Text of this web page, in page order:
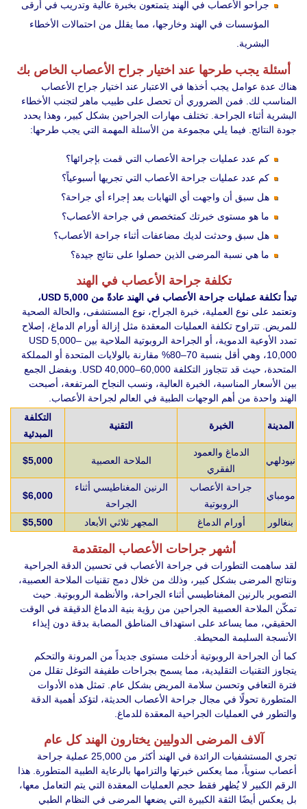
جراحو الأعصاب في الهند يتمتعون بخبرة عالية وتدريب في أرقى
المؤسسات في الهند وخارجها، مما يقلل من احتمالات الأخطاء
البشرية.
أسئلة يجب طرحها عند اختيار جراح الأعصاب الخاص بك
هناك عدة عوامل يجب أخذها في الاعتبار عند اختيار جراح الأعصاب
المناسب لك. فمن الضروري أن تحصل على طبيب ماهر لتجنب الأخطاء
البشرية أثناء الجراحة. تختلف مهارات الجراحين بشكل كبير، وهذا يحدد
جودة النتائج. فيما يلي مجموعة من الأسئلة المهمة التي يجب طرحها:
كم عدد عمليات جراحة الأعصاب التي قمت بإجرائها؟
كم عدد عمليات جراحة الأعصاب التي تجريها أسبوعياً؟
هل سبق أن واجهت أي التهابات بعد إجراء أي جراحة؟
ما هو مستوى خبرتك كمتخصص في جراحة الأعصاب؟
هل سبق وحدثت لديك مضاعفات أثناء جراحة الأعصاب؟
ما هي نسبة المرضى الذين حصلوا على نتائج جيدة؟
تكلفة جراحة الأعصاب في الهند
تبدأ تكلفة عمليات جراحة الأعصاب في الهند عادةً من USD 5,000،
وتعتمد على نوع العملية، خبرة الجراح، نوع المستشفى، والحالة الصحية
للمريض. تتراوح تكلفة العمليات المعقدة مثل إزالة أورام الدماغ، إصلاح
تمدد الأوعية الدموية، أو الجراحة الروبوتية الملاحية بين USD 5,000–
10,000، وهي أقل بنسبة 70–80% مقارنة بالولايات المتحدة أو المملكة
المتحدة، حيث قد تتجاوز التكلفة USD 40,000–60,000. وبفضل الجمع
بين الأسعار المناسبة، الخبرة العالية، ونسب النجاح المرتفعة، أصبحت
الهند واحدة من أهم الوجهات الطبية في العالم لجراحة الأعصاب.
المدينة الخبرة التقنية
التكلفة
المبدئية
نيودلهي
الدماغ والعمود
الفقري
الملاحة العصبية $5,000
مومباي
جراحة الأعصاب
الروبوتية
الرنين المغناطيسي أثناء
الجراحة
$6,000
بنغالور أورام الدماغ المجهر ثلاثي الأبعاد $5,500
أشهر جراحات الأعصاب المتقدمة
لقد ساهمت التطورات في جراحة الأعصاب في تحسين الدقة الجراحية
ونتائج المرضى بشكل كبير، وذلك من خلال دمج تقنيات الملاحة العصبية،
التصوير بالرنين المغناطيسي أثناء الجراحة، والأنظمة الروبوتية. حيث
تمكّن الملاحة العصبية الجراحين من رؤية بنية الدماغ الدقيقة في الوقت
الحقيقي، مما يساعد على استهداف المناطق المصابة بدقة دون إيذاء
الأنسجة السليمة المحيطة.
كما أن الجراحة الروبوتية أدخلت مستوى جديداً من المرونة والتحكم
يتجاوز التقنيات التقليدية، مما يسمح بجراحات طفيفة التوغل تقلل من
فترة التعافي وتحسن سلامة المريض بشكل عام. تمثل هذه الأدوات
المتطورة تحولًا في مجال جراحة الأعصاب الحديثة، لتؤكد أهمية الدقة
والتطور في العمليات الجراحية المعقدة للدماغ.
آلاف المرضى الدوليين يختارون الهند كل عام
تجري المستشفيات الرائدة في الهند أكثر من 25,000 عملية جراحة
أعصاب سنوياً، مما يعكس خبرتها والتزامها بالرعاية الطبية المتطورة. هذا
الرقم الكبير لا يُظهر فقط حجم العمليات المعقدة التي يتم التعامل معها،
بل يعكس أيضًا الثقة الكبيرة التي يضعها المرضى في النظام الطبي